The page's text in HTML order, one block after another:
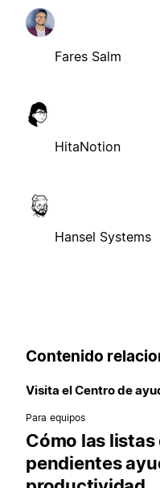
Fares Salm
HitaNotion
Hansel Systems
Contenido
Visita el Centro de
Para equipos
Cómo las listas
pendientes